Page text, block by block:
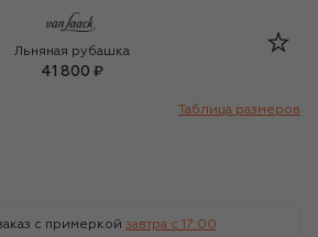
Van Laack
Льняная рубашка
41 800 ₽
Таблица размеров
с примеркой завтра c 17:00